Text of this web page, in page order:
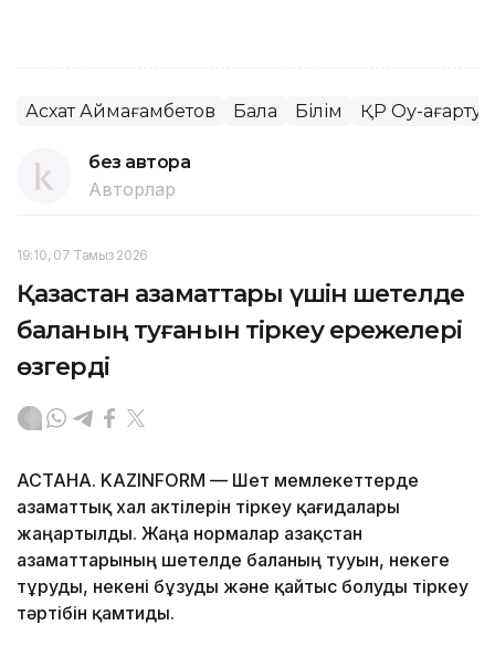
Асхат Аймағамбетов Бала Білім ҚР Оқу-ағарту
без автора
Авторлар
19:10, 07 Тамыз 2026
Қазақстан азаматтары үшін шетелде
баланың туғанын тіркеу ережелері
өзгерді
АСТАНА. KAZINFORM — Шет мемлекеттерде
азаматтық хал актілерін тіркеу қағидалары
жаңартылды. Жаңа нормалар Қазақстан
азаматтарының шетелде баланың тууын, некеге
тұруды, некені бұзуды және қайтыс болуды тіркеу
тәртібін қамтиды.